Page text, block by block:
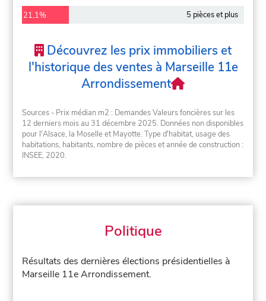
21,1% 5 pièces et plus
Découvrez les prix immobiliers et
l'historique des ventes à Marseille 11e
Arrondissement
Sources - Prix médian m2 : Demandes Valeurs foncières sur les
12 derniers mois au 31 décembre 2025. Données non disponibles
pour l'Alsace, la Moselle et Mayotte. Type d'habitat, usage des
habitations, habitants, nombre de pièces et année de construction :
INSEE, 2020.
Politique
Résultats des dernières élections présidentielles à
Marseille 11e Arrondissement.